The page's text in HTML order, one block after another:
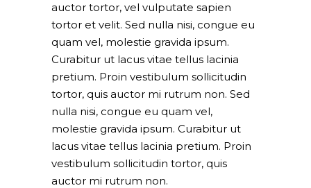
auctor tortor, vel vulputate sapien
tortor et velit. Sed nulla nisi, congue eu
quam vel, molestie gravida ipsum.
Curabitur ut lacus vitae tellus lacinia
pretium. Proin vestibulum sollicitudin
tortor, quis auctor mi rutrum non. Sed
nulla nisi, congue eu quam vel,
molestie gravida ipsum. Curabitur ut
lacus vitae tellus lacinia pretium. Proin
vestibulum sollicitudin tortor, quis
auctor mi rutrum non.